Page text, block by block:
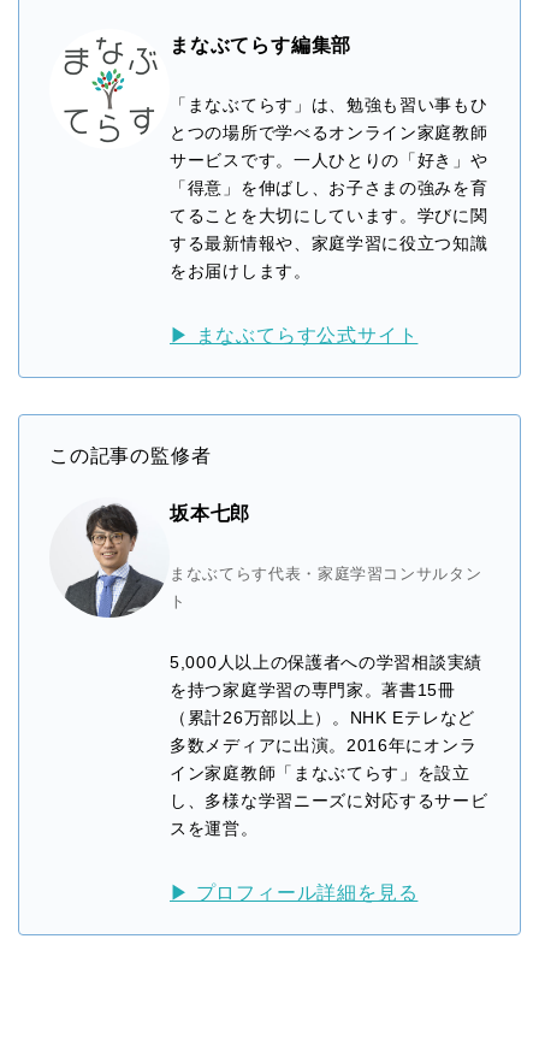
まなぶてらす編集部
「まなぶてらす」は、勉強も習い事もひ
とつの場所で学べるオンライン家庭教師
サービスです。一人ひとりの「好き」や
「得意」を伸ばし、お子さまの強みを育
てることを大切にしています。学びに関
する最新情報や、家庭学習に役立つ知識
をお届けします。
▶ まなぶてらす公式サイト
この記事の監修者
坂本七郎
まなぶてらす代表・家庭学習コンサルタン
ト
5,000人以上の保護者への学習相談実績
を持つ家庭学習の専門家。著書15冊
（累計26万部以上）。NHK Eテレなど
多数メディアに出演。2016年にオンラ
イン家庭教師「まなぶてらす」を設立
し、多様な学習ニーズに対応するサービ
スを運営。
▶ プロフィール詳細を見る